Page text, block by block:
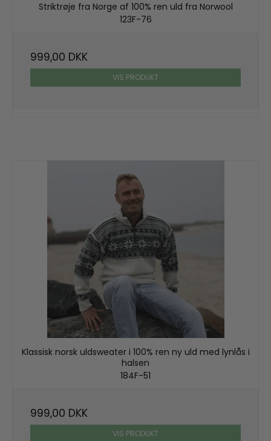
Striktrøje fra Norge af 100% ren uld fra Norwool
123F-76
999,00 DKK
VIS PRODUKT
Klassisk norsk uldsweater i 100% ren ny uld med lynlås i
halsen
184F-51
999,00 DKK
VIS PRODUKT